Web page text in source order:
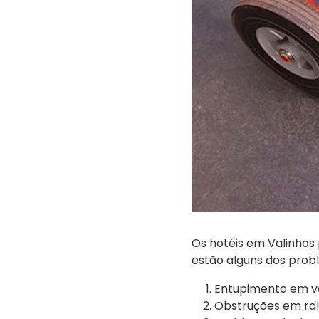
Os hotéis em
estão alguns dos
Entupimento em
Obstruções em